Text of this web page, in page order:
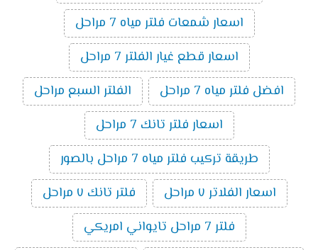
اسعار شمعات فلتر مياه 7 مراحل
اسعار قطع غيار الفلتر 7 مراحل
افضل فلتر مياه 7 مراحل
الفلتر السبع مراحل
اسعار فلتر تانك 7 مراحل
طريقة تركيب فلتر مياه 7 مراحل بالصور
اسعار الفلاتر ٧ مراحل
فلتر تانك ٧ مراحل
فلتر 7 مراحل تايواني امريكي